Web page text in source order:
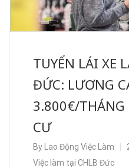
TUYỂN LÁI XE
ĐỨC: LƯƠNG
3.800€/
CƯ
By Lao Động Việc Làm
Việc làm tại CHLB Đức